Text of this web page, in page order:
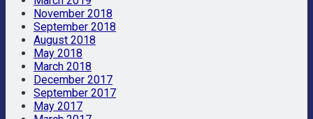
November 2018
September 2018
August 2018
May 2018
March 2018
December 2017
September 2017
May 2017